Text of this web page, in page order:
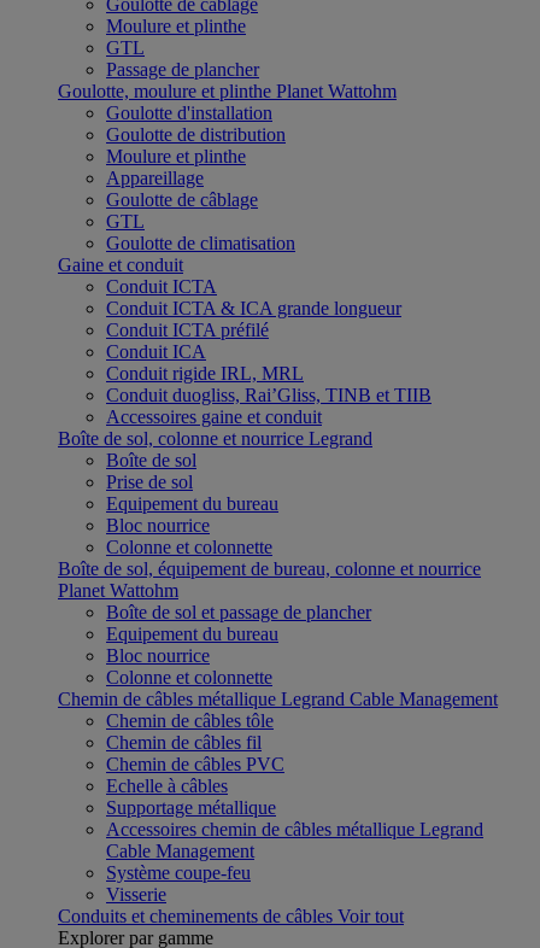
Goulotte de câblage
Moulure et plinthe
GTL
Passage de plancher
Goulotte, moulure et plinthe Planet Wattohm
Goulotte d'installation
Goulotte de distribution
Moulure et plinthe
Appareillage
Goulotte de câblage
GTL
Goulotte de climatisation
Gaine et conduit
Conduit ICTA
Conduit ICTA & ICA grande longueur
Conduit ICTA préfilé
Conduit ICA
Conduit rigide IRL, MRL
Conduit duogliss, Rai’Gliss, TINB et TIIB
Accessoires gaine et conduit
Boîte de sol, colonne et nourrice Legrand
Boîte de sol
Prise de sol
Equipement du bureau
Bloc nourrice
Colonne et colonnette
Boîte de sol, équipement de bureau, colonne et nourrice
Planet Wattohm
Boîte de sol et passage de plancher
Equipement du bureau
Bloc nourrice
Colonne et colonnette
Chemin de câbles métallique Legrand Cable Management
Chemin de câbles tôle
Chemin de câbles fil
Chemin de câbles PVC
Echelle à câbles
Supportage métallique
Accessoires chemin de câbles métallique Legrand
Cable Management
Système coupe-feu
Visserie
Conduits et cheminements de câbles Voir tout
Explorer par gamme